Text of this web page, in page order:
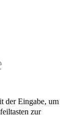
der Eingabe, um
zur